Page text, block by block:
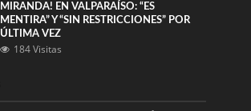
MIRANDA! EN VALPARAÍSO: “ES
MENTIRA” Y “SIN RESTRICCIONES” POR
ÚLTIMA VEZ
184 Visitas